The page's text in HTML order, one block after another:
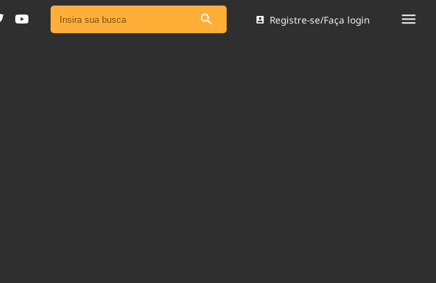
Ver todas as notícias
Registre-se/Faça login